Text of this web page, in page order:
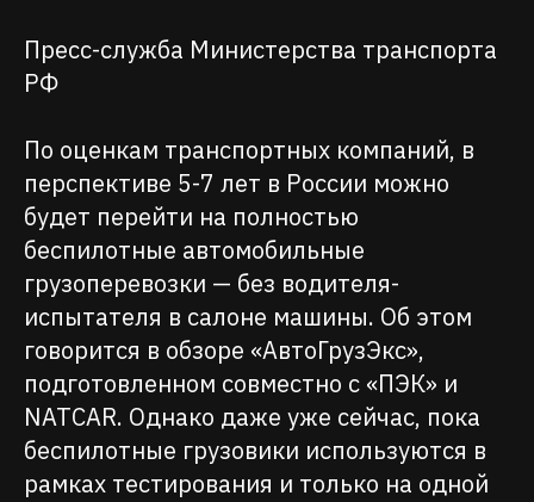
Пресс-служба Министерства транспорта
РФ
По оценкам транспортных компаний, в
перспективе 5-7 лет в России можно
будет перейти на полностью
беспилотные автомобильные
грузоперевозки — без водителя-
испытателя в салоне машины. Об этом
говорится в обзоре «АвтоГрузЭкс»,
подготовленном совместно с «ПЭК» и
NATCAR. Однако даже уже сейчас, пока
беспилотные грузовики используются в
рамках тестирования и только на одной